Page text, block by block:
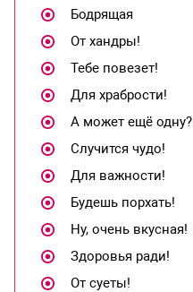
Бодрящая
От хандры!
Тебе повезет!
Для храбрости!
А может ещё одну?
Случится чудо!
Для важности!
Будешь порхать!
Ну, очень вкусная!
Здоровья ради!
От суеты!